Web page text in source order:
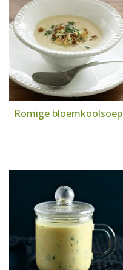
Romige bloemkoolsoep